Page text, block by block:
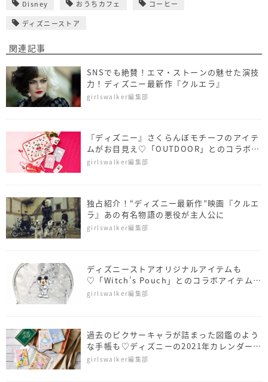
Disney おうちカフェ コーヒー
ディズニーストア
関連記事
SNSでも絶賛！エマ・ストーンの魅せた演技
力！ディズニー最新作『クルエラ』
girlswalker編集部
『ディズニー』さくらんぼモチーフのアイテ
ムがお目見え♡「OUTDOOR」とのコラボグ
ッズも
girlswalker編集部
独占紹介！“ディズニー最新作”映画『クルエ
ラ』あの有名物語の悪役が主人公に
girlswalker編集部
ディズニーストアオリジナルアイテムも
♡「Witch’s Pouch」とのコラボアイテムは
要チェック
girlswalker編集部
過去のピクサーキャラが詰まった図鑑のよう
な手帳も♡ディズニーの2021年カレンダー＆
手帳が可愛い
girlswalker編集部